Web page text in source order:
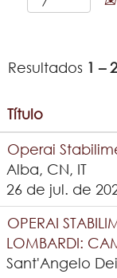
Resultados 1 – 2
Título
Operai
Alba, CN, IT
26 de jul. de
OPERAI
LOMBARDI:
Sant'Angelo